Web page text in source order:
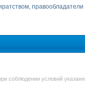
правообладатели
соблюдении условий